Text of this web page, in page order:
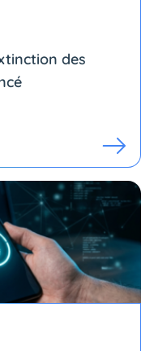
des